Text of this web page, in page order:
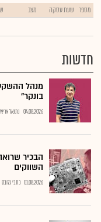
מספר שעת עסקה מצב
חדשות
מנהל
בונקר"
04.08.2026 נתנאל
הבכיר
השווקים
01.08.2026 כתבי גלובס